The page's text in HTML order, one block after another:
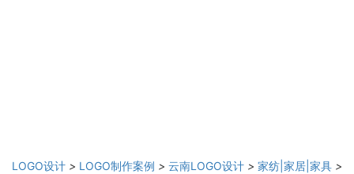
LOGO设计 > LOGO制作案例 > 云南LOGO设计 > 家纺|家居|家具 >